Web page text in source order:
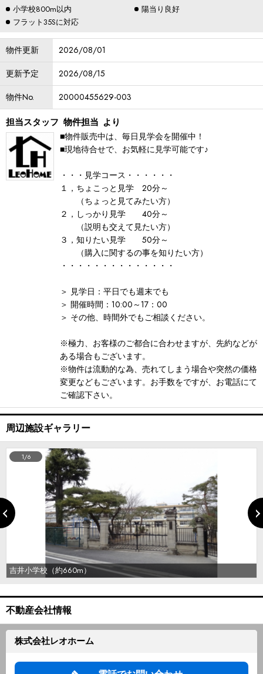
小学校800m以内
陽当り良好
フラット35Sに対応
物件更新
2026/08/01
更新予定
2026/08/15
物件No.
20000455629-003
担当スタッフ 物件担当 より
■物件販売中は、毎日見学会を開催中！
■現地待合せで、お気軽に見学可能です♪
・・・見学コース・・・・・・
１，ちょこっと見学 20分～
（ちょっと見てみたい方）
２，しっかり見学 40分～
（説明も交えて見たい方）
３，知りたい見学 50分～
（購入に関するの事を知りたい方）
・・・・・・・・・・・・・・
＞ 見学日：平日でも週末でも
＞ 開催時間：10:00～17：00
＞ その他、時間外でもご相談ください。
※極力、お客様のご都合に合わせますが、先約などが
ある場合もございます。
※物件は流動的な為、売れてしまう場合や突然の価格
変更などもございます。お手数をですが、お電話にて
ご確認下さい。
周辺施設ギャラリー
吉井小学校（約660m）
1/6
不動産会社情報
株式会社レオホーム